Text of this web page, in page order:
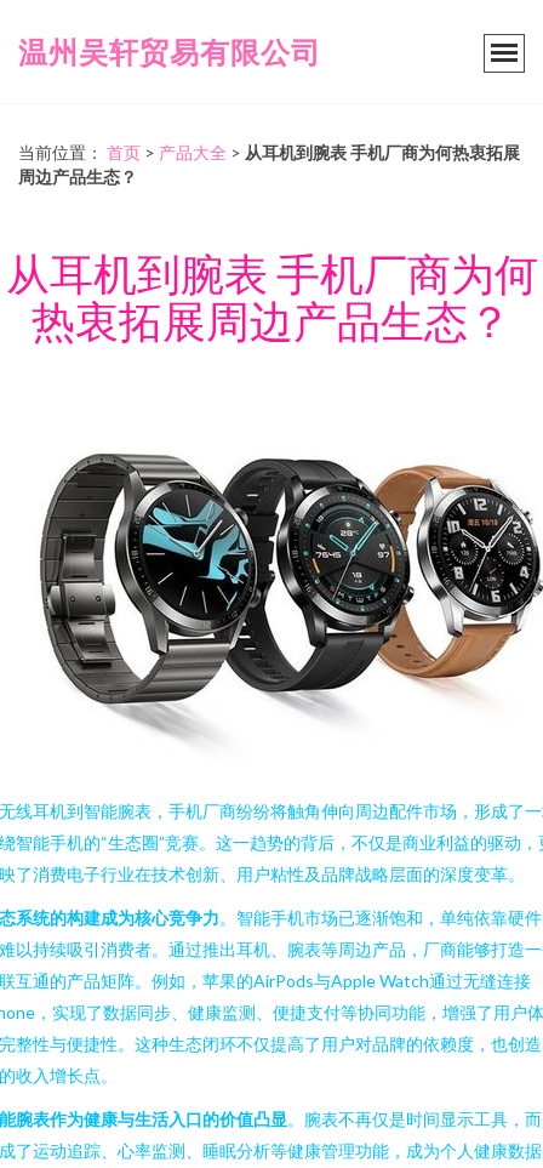
温州吴轩贸易有限公司
当前位置： 首页 > 产品大全 > 从耳机到腕表 手机厂商为何热衷拓展
周边产品生态？
从耳机到腕表 手机厂商为何
热衷拓展周边产品生态？
线耳机到智能腕表，手机厂商纷纷将触角伸向周边配件市场，形成了
智能手机的“生态圈”竞赛。这一趋势的背后，不仅是商业利益的驱动，
了消费电子行业在技术创新、用户粘性及品牌战略层面的深度变革。
系统的构建成为核心竞争力。智能手机市场已逐渐饱和，单纯依靠硬
以持续吸引消费者。通过推出耳机、腕表等周边产品，厂商能够打造
互通的产品矩阵。例如，苹果的AirPods与Apple Watch通过无缝连接
，实现了数据同步、健康监测、便捷支付等协同功能，增强了用户
整性与便捷性。这种生态闭环不仅提高了用户对品牌的依赖度，也创
收入增长点。
腕表作为健康与生活入口的价值凸显。腕表不再仅是时间显示工具，
了运动追踪、心率监测、睡眠分析等健康管理功能，成为个人健康数